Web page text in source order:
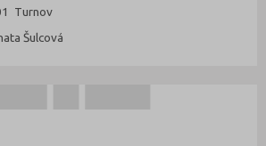
Turnov
Šulcová